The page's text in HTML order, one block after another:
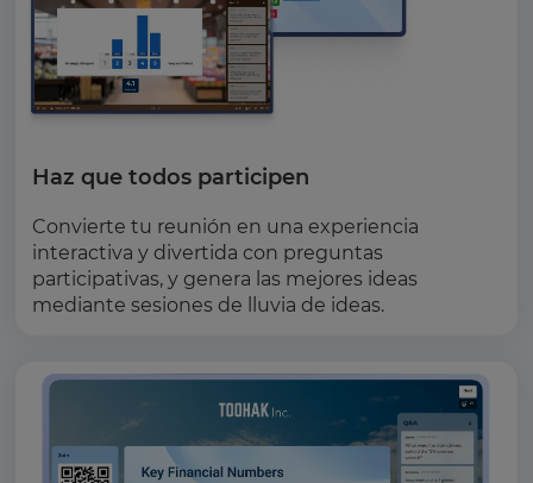
Haz que todos participen
Convierte tu reunión en una experiencia
interactiva y divertida con preguntas
participativas, y genera las mejores ideas
mediante sesiones de lluvia de ideas.